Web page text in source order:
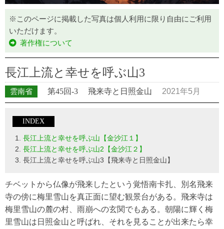
※このページに掲載した写真は個人利用に限り自由にご利用
いただけます。
著作権について
長江上流と幸せを呼ぶ山3
雲南省 第45回-3 飛来寺と日照金山 2021年5月
INDEX
長江上流と幸せを呼ぶ山【金沙江１】
長江上流と幸せを呼ぶ山2【金沙江２】
長江上流と幸せを呼ぶ山3【飛来寺と日照金山】
チベットから仏像が飛来したという覚悟南卡扎、別名飛来
寺の傍に梅里雪山を真正面に望む観景台がある。飛来寺は
梅里雪山の麓の村、雨崩への玄関でもある。朝陽に輝く梅
里雪山は日照金山と呼ばれ、それを見ることが出来たら幸